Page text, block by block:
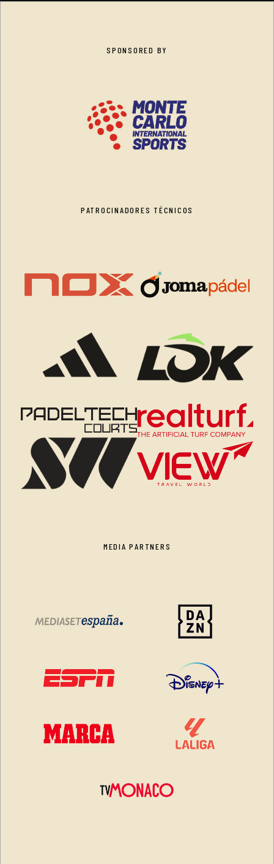
SPONSORED BY
PATROCINADORES TÉCNICOS
MEDIA PARTNERS